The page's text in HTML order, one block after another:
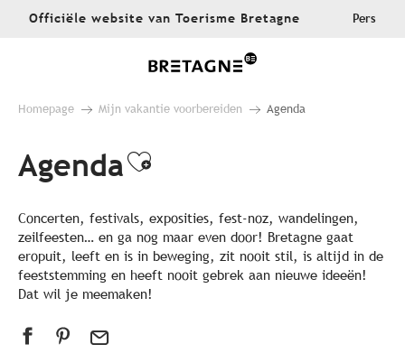
AllerOfficiële website van Toerisme Bretagne Pers
Homepage Mijn vakantie voorbereiden Agenda
AgendaAjouter aux favoris
Concerten, festivals, exposities, fest-noz, wandelingen,
zeilfeesten… en ga nog maar even door! Bretagne gaat
eropuit, leeft en is in beweging, zit nooit stil, is altijd in de
feeststemming en heeft nooit gebrek aan nieuwe ideeën!
Dat wil je meemaken!